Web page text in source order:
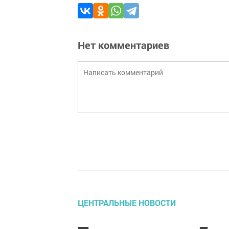
Нет комментариев
ЦЕНТРАЛЬНЫЕ НОВОСТИ